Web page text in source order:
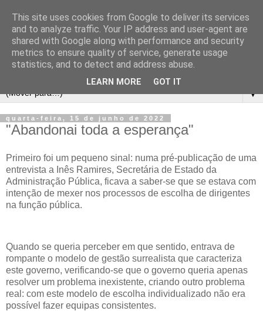
▼
quarta-feira, 15 de junho de 2022
"Abandonai toda a esperança"
Primeiro foi um pequeno sinal: numa pré-publicação de uma
entrevista a Inês Ramires, Secretária de Estado da
Administração Pública, ficava a saber-se que se estava com
intenção de mexer nos processos de escolha de dirigentes
na função pública.
Quando se queria perceber em que sentido, entrava de
rompante o modelo de gestão surrealista que caracteriza
este governo, verificando-se que o governo queria apenas
resolver um problema inexistente, criando outro problema
real: com este modelo de escolha individualizado não era
possível fazer equipas consistentes.
This site uses cookies from Google to deliver its services
and to analyze traffic. Your IP address and user-agent are
shared with Google along with performance and security
metrics to ensure quality of service, generate usage
statistics, and to detect and address abuse.
LEARN MORE GOT IT